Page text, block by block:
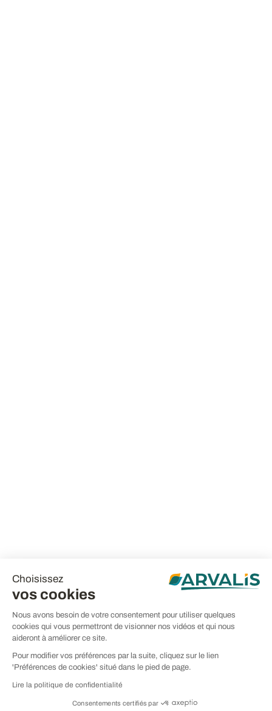
Choisissez
vos cookies
Nous avons besoin de votre consentement pour utiliser quelques
cookies qui vous permettront de visionner nos vidéos et qui nous
aideront à améliorer ce site.
Pour modifier vos préférences par la suite, cliquez sur le lien
'Préférences de cookies' situé dans le pied de page.
Lire la politique de confidentialité
Consentements certifiés par